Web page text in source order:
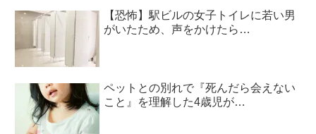
【恐怖】駅ビルの女子トイレに若い男
がいたため、声をかけたら…
ペットとの別れで『死んだら会えない
こと』を理解した4歳児が…